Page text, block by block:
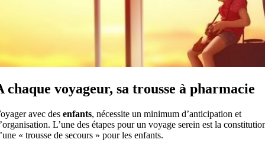
chaque voyageur, sa trousse à pharmacie
avec des enfants, nécessite un minimum d’anticipation et
L’une des étapes pour un voyage serein est la
« trousse de secours » pour les enfants.